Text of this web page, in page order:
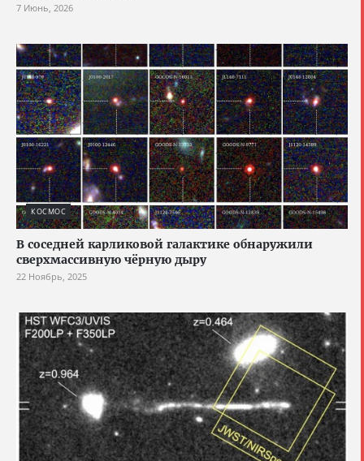
7 Июнь, 2026
КОСМОС
В соседней карликовой галактике обнаружили
сверхмассивную чёрную дыру
22 Ноябрь, 2025